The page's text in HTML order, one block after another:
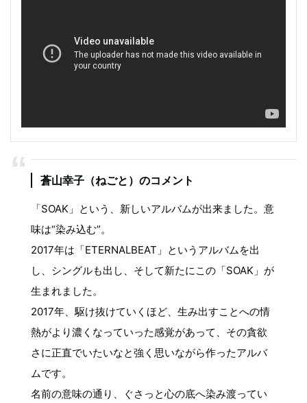
蒼山幸子（ねごと）のコメント
「SOAK」という、新しいアルバムが出来ました。意
味は“染み込む”。
2017年は「ETERNALBEAT」というアルバムを出
し、シングルも出し、そして新たにこの「SOAK」が
生まれました。
2017年、駆け抜けていくほど、生み出すことへの情
熱がより濃くなっていった感覚があって、その貪欲
さに正直でいたいなと強く思いながら作ったアルバ
ムです。
名前の意味の通り、ぐさっと心の底へ染み渡ってい